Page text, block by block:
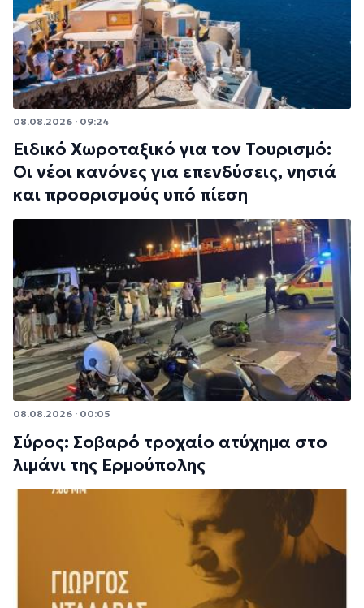
08.08.2026 · 09:24
Ειδικό Χωροταξικό για τον Τουρισμό:
Οι νέοι κανόνες για επενδύσεις, νησιά
και προορισμούς υπό πίεση
08.08.2026 · 00:05
Σύρος: Σοβαρό τροχαίο ατύχημα στο
λιμάνι της Ερμούπολης